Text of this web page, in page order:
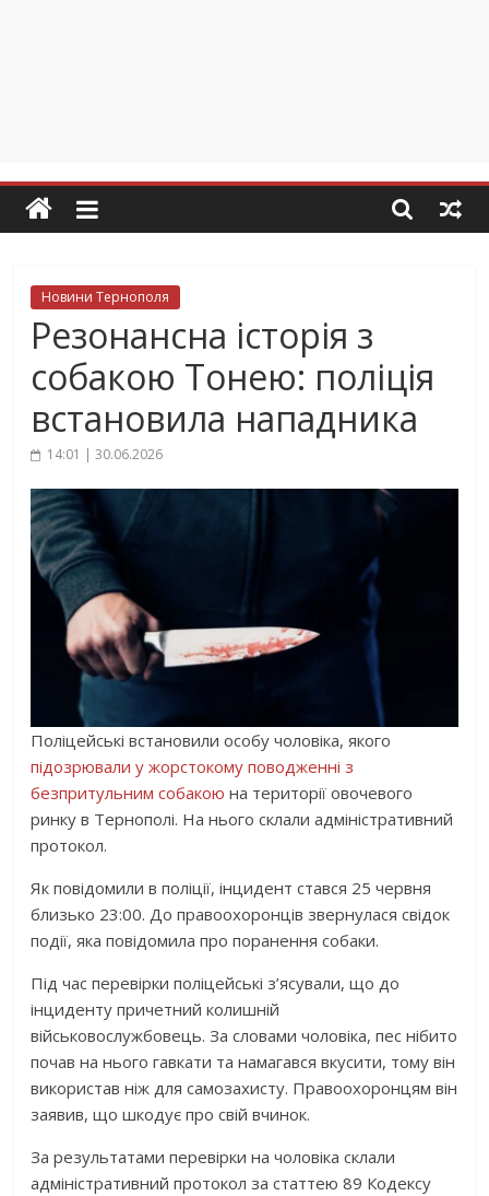
Новини Тернополя
Резонансна історія з
собакою Тонею: поліція
встановила нападника
14:01 | 30.06.2026
Поліцейські встановили особу чоловіка, якого
підозрювали у жорстокому поводженні з
безпритульним собакою на території овочевого
ринку в Тернополі. На нього склали адміністративний
протокол.
Як повідомили в поліції, інцидент стався 25 червня
близько 23:00. До правоохоронців звернулася свідок
події, яка повідомила про поранення собаки.
Під час перевірки поліцейські з’ясували, що до
інциденту причетний колишній
військовослужбовець. За словами чоловіка, пес нібито
почав на нього гавкати та намагався вкусити, тому він
використав ніж для самозахисту. Правоохоронцям він
заявив, що шкодує про свій вчинок.
За результатами перевірки на чоловіка склали
адміністративний протокол за статтею 89 Кодексу